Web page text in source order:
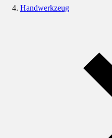
Handwerkzeug